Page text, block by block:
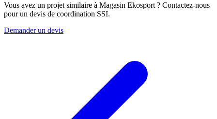
Vous avez un projet similaire à Magasin Ekosport ? Contactez-nous
pour un devis de coordination SSI.
Demander un devis